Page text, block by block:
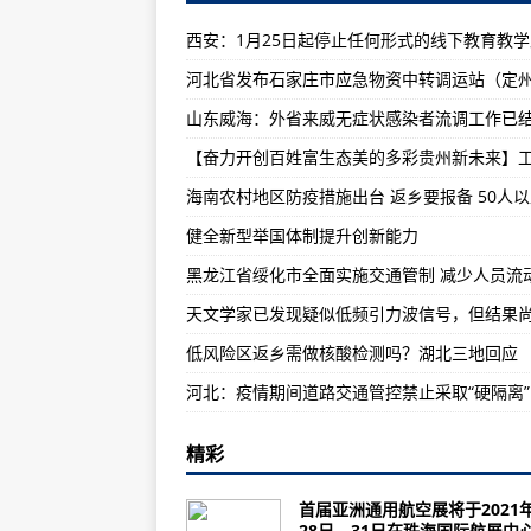
英最高法裁定保险公司赔付疫情损
广州中欧班列“生意好” 去年发运频
俄外长：逮捕纳瓦利内是正当行为
北约协助蒙古国军队新建网络安全
兰州市未来五年提升改造农村户用
伊朗拟用被韩冻结资金支付联合国
嘉峪关在赛事中发展旅游
甘肃省调整危险废物处置收费标准
韶关市政府与华南植物园达成合作
亚洲通用航空展落户中国
希腊多地学校因寒冷天气停课 学生
健全新型举国体制提升创新能力
黑龙江省绥化市全面实施交通管制 减少人员流
低风险区返乡需做核酸检测吗？湖北三地回应
河北：疫情期间道路交通管控禁止采取“硬隔离”
精彩
首届亚洲通用航空展将于2021